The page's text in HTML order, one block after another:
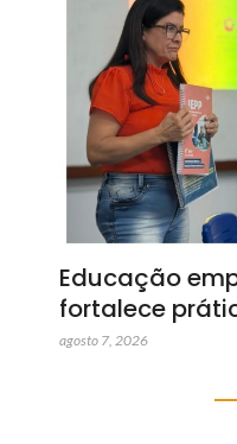
Educação
fortalece
agosto 7, 2026